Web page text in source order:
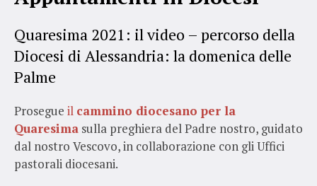
Quaresima 2021: il video – percorso della
Diocesi di Alessandria: la domenica delle
Palme
Prosegue il cammino diocesano per la
Quaresima sulla preghiera del Padre nostro, guidato
dal nostro Vescovo, in collaborazione con gli Uffici
pastorali diocesani.